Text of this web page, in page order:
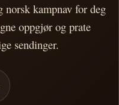
norsk kampnav for deg
oppgjør og prate
sendinger.